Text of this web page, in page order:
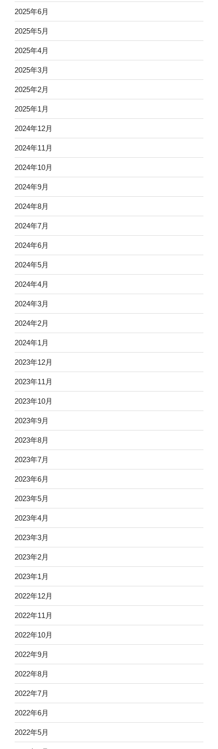
2025年6月
2025年5月
2025年4月
2025年3月
2025年2月
2025年1月
2024年12月
2024年11月
2024年10月
2024年9月
2024年8月
2024年7月
2024年6月
2024年5月
2024年4月
2024年3月
2024年2月
2024年1月
2023年12月
2023年11月
2023年10月
2023年9月
2023年8月
2023年7月
2023年6月
2023年5月
2023年4月
2023年3月
2023年2月
2023年1月
2022年12月
2022年11月
2022年10月
2022年9月
2022年8月
2022年7月
2022年6月
2022年5月